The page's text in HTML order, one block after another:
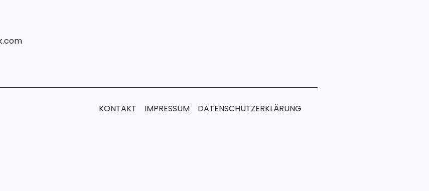
KONTAKT IMPRESSUM DATENSCHUTZERKLÄRUNG